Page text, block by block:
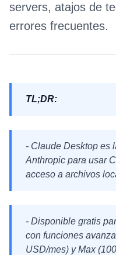
servers, atajos de
errores frecuentes.
TL;DR:
- Claude Desktop es
Anthropic para usar
acceso a archivos
- Disponible gratis
con funciones
USD/mes) y Max